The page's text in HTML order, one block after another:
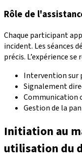
Rôle de
Chaque participant
incident. Les séances
précis. L’expérience
Intervention sur
Signalement
Communication
Gestion de la
Initiation au
utilisation du